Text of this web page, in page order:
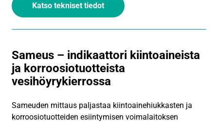
Katso tekniset tiedot
Sameus – indikaattori kiintoaineista
ja korroosiotuotteista
vesihöyrykierrossa
Sameuden mittaus paljastaa kiintoainehiukkasten ja
korroosiotuotteiden esiintymisen voimalaitoksen